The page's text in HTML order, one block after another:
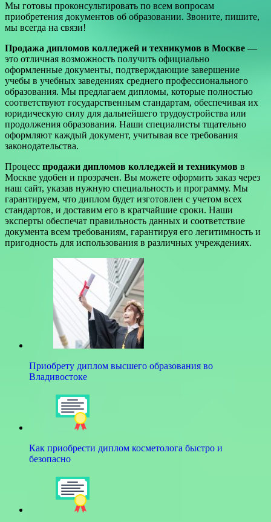
Мы готовы проконсультировать по всем вопросам
приобретения документов об образовании. Звоните, пишите,
мы всегда на связи!
Продажа дипломов колледжей и техникумов в Москве —
это отличная возможность получить официально
оформленные документы, подтверждающие завершение
учебы в учебных заведениях среднего профессионального
образования. Мы предлагаем дипломы, которые полностью
соответствуют государственным стандартам, обеспечивая их
юридическую силу для дальнейшего трудоустройства или
продолжения образования. Наши специалисты тщательно
оформляют каждый документ, учитывая все требования
законодательства.
Процесс продажи дипломов колледжей и техникумов в
Москве удобен и прозрачен. Вы можете оформить заказ через
наш сайт, указав нужную специальность и программу. Мы
гарантируем, что диплом будет изготовлен с учетом всех
стандартов, и доставим его в кратчайшие сроки. Наши
эксперты обеспечат правильность данных и соответствие
документа всем требованиям, гарантируя его легитимность и
пригодность для использования в различных учреждениях.
Приобрету диплом высшего образования во
Владивостоке
Как приобрести диплом косметолога быстро и
безопасно